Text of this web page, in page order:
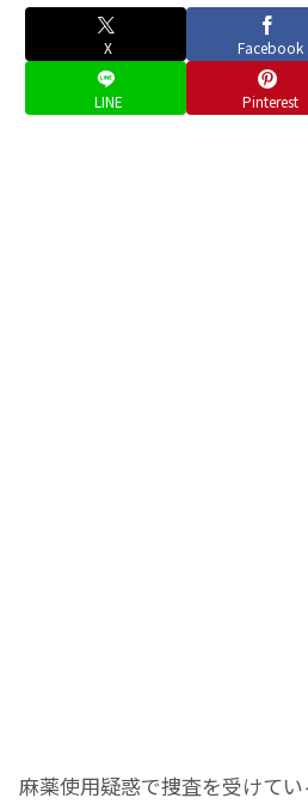
X Facebook
LINE Pinterest
麻薬使用疑惑で捜査を受けて